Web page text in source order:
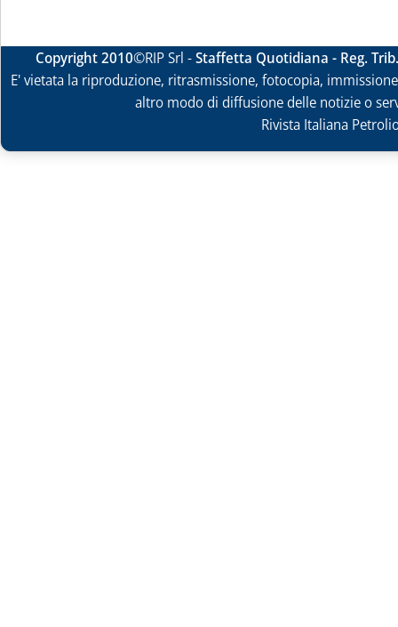
Copyright 2010©RIP Srl -Staffetta Quotidiana - Reg.
E' vietata la riproduzione, ritrasmissione, fotocopia,
altro modo di diffusione delle notizie o
Rivista Italiana